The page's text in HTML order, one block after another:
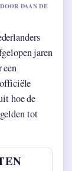
DAAN DE
jaren
een
hoe de
tot